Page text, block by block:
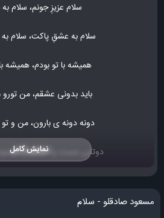
سلام عزیزِ جونم، سلام به
سلام به عشقِ پاکت، سلام
همیشه با تو بودم، همیشه
باید بدونی عشقم، من
دونه دونه ی بارون، من و تو
دوتایی مست و خوشحال،
تو عاشقونه هستی، من
از وقتی تورو دارم، من
نمایش کامل
مسعود صادقلو - سلام